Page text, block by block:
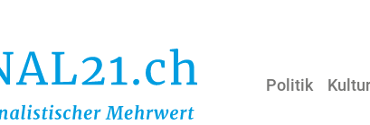
Politik Kultur